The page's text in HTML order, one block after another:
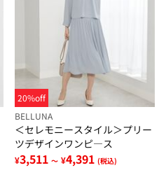
20%off
BELLUNA
＜セレモニースタイル＞プリー
ツデザインワンピ―ス
¥3,511 ～ ¥4,391 (税込)